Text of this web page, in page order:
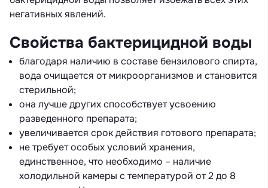
негативных явлений.
Свойства бактерицидной воды
благодаря наличию в составе бензилового спирта,
вода очищается от микроорганизмов и становится
стерильной;
она лучше других способствует усвоению
разведенного препарата;
увеличивается срок действия готового препарата;
не требует особых условий хранения,
единственное, что необходимо – наличие
холодильной камеры с температурой от 2 до 8